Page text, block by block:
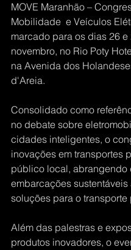
MOVE Maranhão –
Mobilidade  e Veículos
marcado para os dias 26 e
novembro, no Rio Poty
na Avenida dos
d'Areia.
Consolidado como
no debate sobre
cidades inteligentes, o
inovações em transportes
público local, abrangendo
embarcações sustentáveis
soluções para o transporte
Além das palestras e
produtos inovadores, o